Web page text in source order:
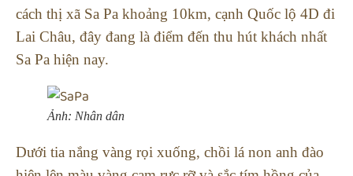
cách thị xã Sa Pa khoảng 10km, cạnh Quốc lộ 4D đi
Lai Châu, đây đang là điểm đến thu hút khách nhất
Sa Pa hiện nay.
Ảnh: Nhân dân
Dưới tia nắng vàng rọi xuống, chồi lá non anh đào